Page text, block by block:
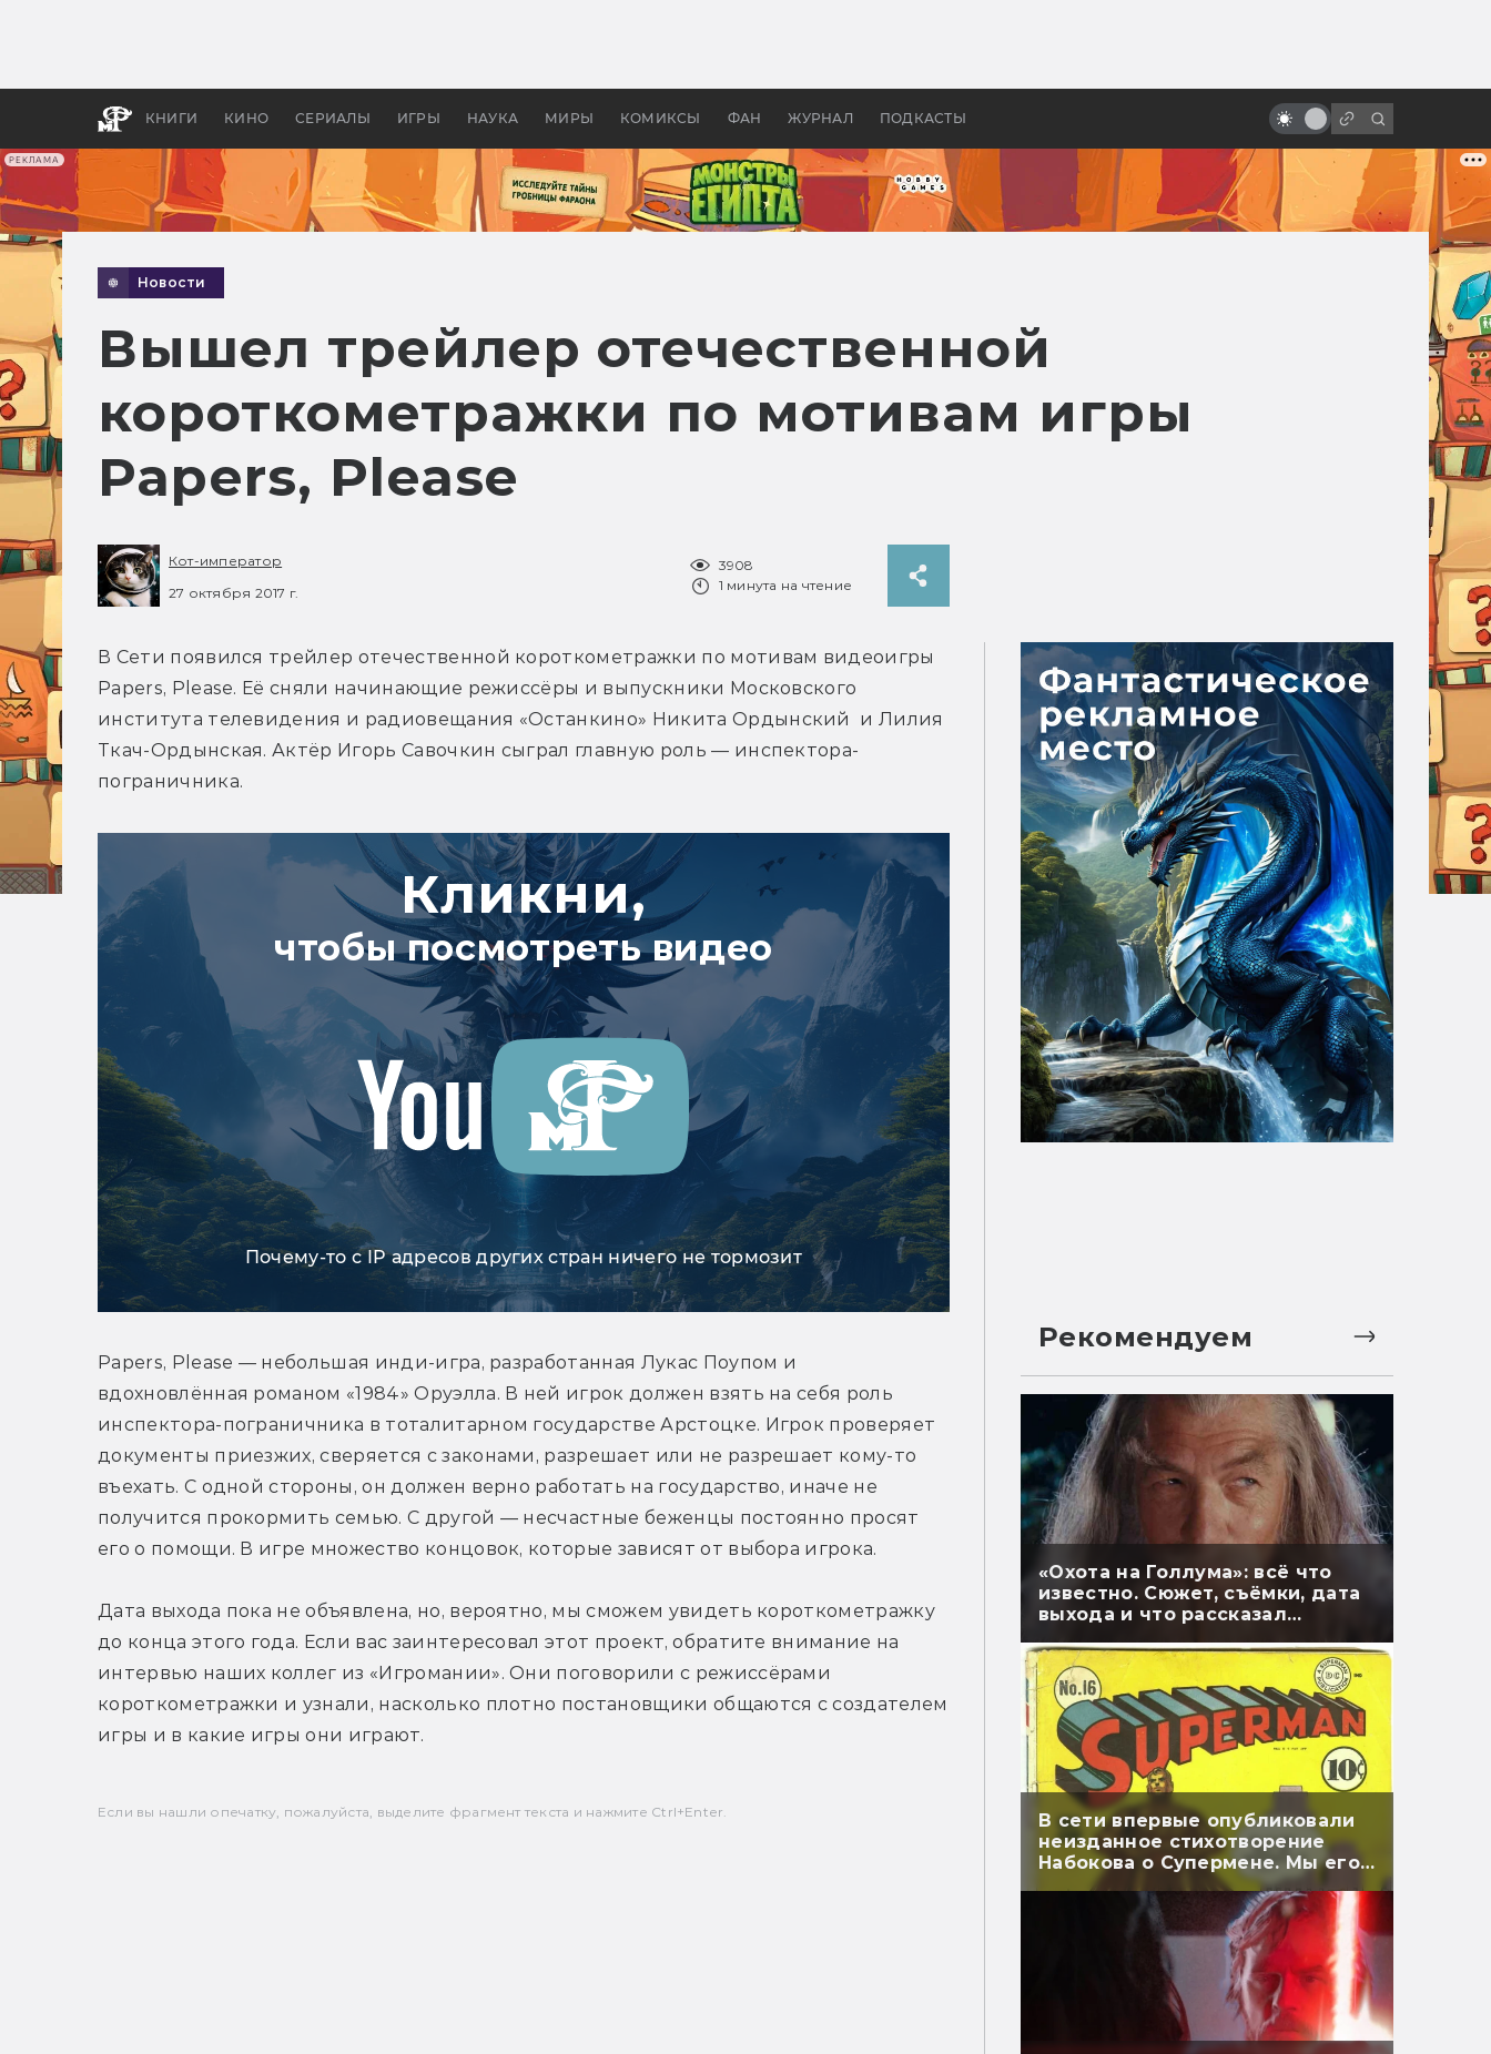
РЕКЛАМА
КНИГИ КИНО СЕРИАЛЫ ИГРЫ НАУКА МИРЫ КОМИКСЫ ФАН ЖУРНАЛ ПОДКАСТЫ
апокалипсис, в России —
бы «Властелина колец»
настоящим волшебством
Новости
Вышел трейлер отечественной
короткометражки по мотивам игры
Papers, Please
Кот-император
27 октября 2017 г.
3908
1 минута на чтение
В Сети появился трейлер отечественной короткометражки по мотивам видеоигры
Papers, Please. Её сняли начинающие режиссёры и выпускники Московского
института телевидения и радиовещания «Останкино» Никита Ордынский  и Лилия
Ткач-Ордынская. Актёр Игорь Савочкин сыграл главную роль — инспектора-
пограничника.
Кликни,
чтобы посмотреть видео
Почему-то с IP адресов других стран ничего не тормозит
Papers, Please — небольшая инди-игра, разработанная Лукас Поупом и
вдохновлённая романом «1984» Оруэлла. В ней игрок должен взять на себя роль
инспектора-пограничника в тоталитарном государстве Арстоцке. Игрок проверяет
документы приезжих, сверяется с законами, разрешает или не разрешает кому-то
въехать. С одной стороны, он должен верно работать на государство, иначе не
получится прокормить семью. С другой — несчастные беженцы постоянно просят
его о помощи. В игре множество концовок, которые зависят от выбора игрока.
Дата выхода пока не объявлена, но, вероятно, мы сможем увидеть короткометражку
до конца этого года. Если вас заинтересовал этот проект, обратите внимание на
интервью наших коллег из «Игромании». Они поговорили с режиссёрами
короткометражки и узнали, насколько плотно постановщики общаются с создателем
игры и в какие игры они играют.
Если вы нашли опечатку, пожалуйста, выделите фрагмент текста и нажмите Ctrl+Enter.
Рекомендуем
«Охота на Голлума»: всё что
известно. Сюжет, съёмки, дата
выхода и что рассказал
В сети впервые опубликовали
неизданное стихотворение
Набокова о Супермене. Мы его
перевели